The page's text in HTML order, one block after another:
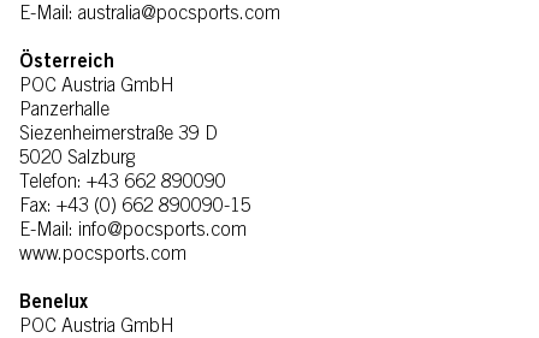
E-Mail: australia@pocsports.com
Österreich
POC Austria GmbH
Panzerhalle
Siezenheimerstraße 39 D
5020 Salzburg
Telefon: +43 662 890090
Fax: +43 (0) 662 890090-15
E-Mail: info@pocsports.com
www.pocsports.com
Benelux
POC Austria GmbH